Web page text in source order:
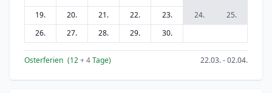
19.
20. 21. 22. 23. 24.
25.
26.
27. 28. 29. 30.
Osterferien (12+ 4Tage) 22.03. - 02.04.